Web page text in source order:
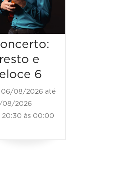
e
6
06/08/2026 até
08/2026
às 00:00